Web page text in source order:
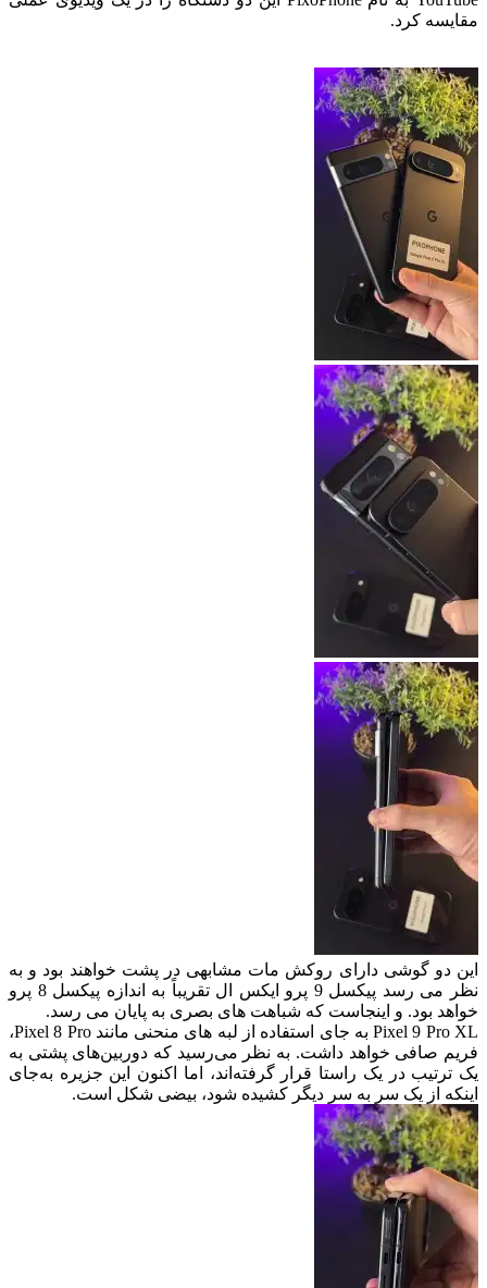
مقایسه کرد.
این دو گوشی دارای روکش مات مشابهی در پشت خواهند بود و به
نظر می رسد پیکسل 9 پرو ایکس ال تقریباً به اندازه پیکسل 8 پرو
خواهد بود. و اینجاست که شباهت های بصری به پایان می رسد.
Pixel 9 Pro XL به جای استفاده از لبه های منحنی مانند Pixel 8 Pro،
فریم صافی خواهد داشت. به نظر می‌رسید که دوربین‌های پشتی به
یک ترتیب در یک راستا قرار گرفته‌اند، اما اکنون این جزیره به‌جای
اینکه از یک سر به سر دیگر کشیده شود، بیضی شکل است.